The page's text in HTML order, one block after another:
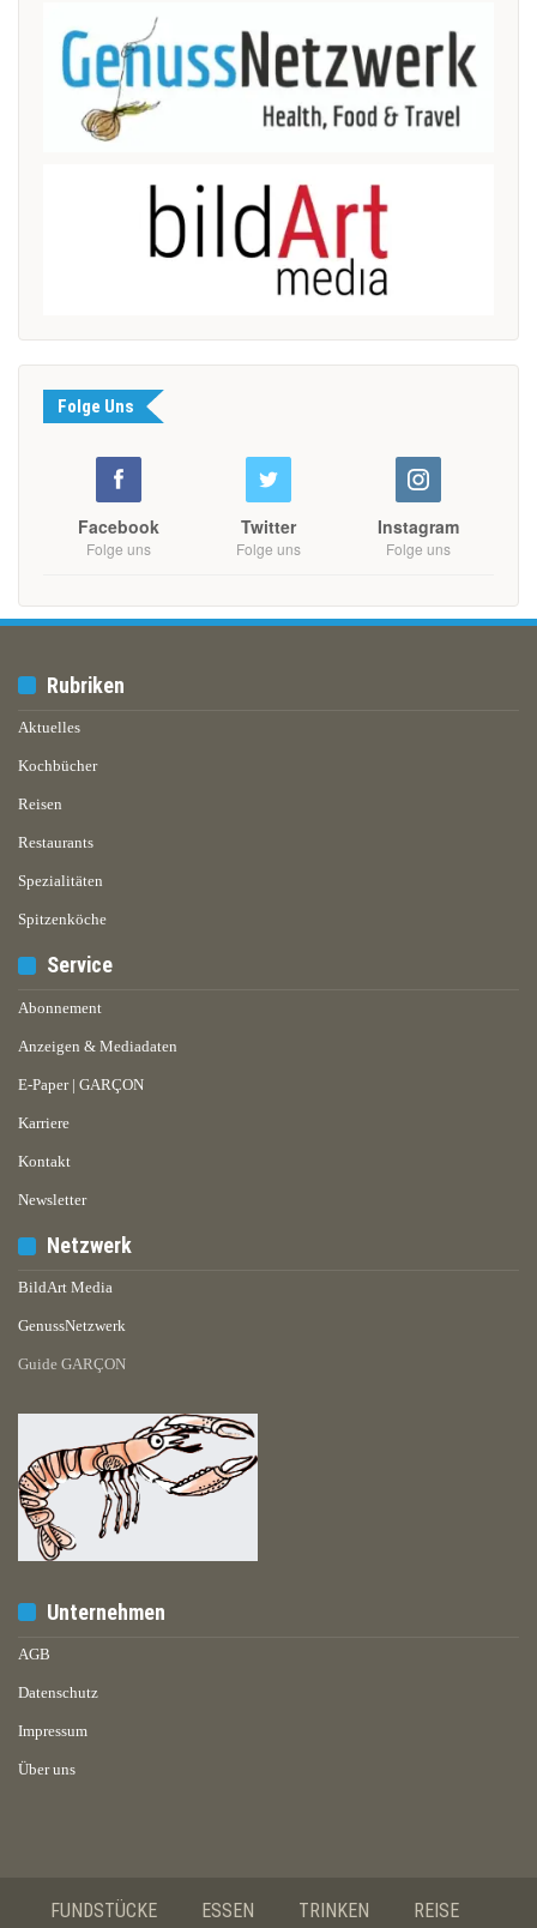
Folge Uns
Facebook
Folge uns
Twitter
Folge uns
Instagram
Folge uns
Rubriken
Aktuelles
Kochbücher
Reisen
Restaurants
Spezialitäten
Spitzenköche
Service
Abonnement
Anzeigen & Mediadaten
E-Paper | GARÇON
Karriere
Kontakt
Newsletter
Netzwerk
BildArt Media
GenussNetzwerk
Guide GARÇON
Unternehmen
AGB
Datenschutz
Impressum
Über uns
FUNDSTÜCKE ESSEN TRINKEN REISE